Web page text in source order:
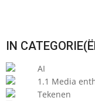
IN
AI
1.1 Media
Tekenen